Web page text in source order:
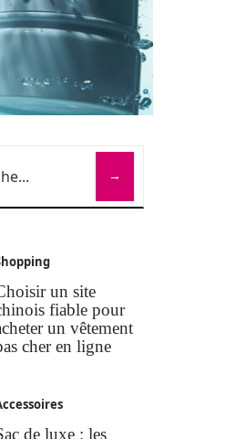
un site
fiable pour
un vêtement
cher en ligne
de luxe : les